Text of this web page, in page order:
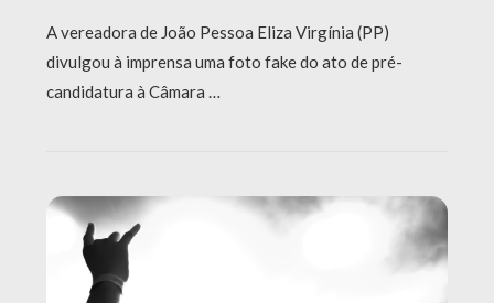
A vereadora de João Pessoa Eliza Virgínia (PP)
divulgou à imprensa uma foto fake do ato de pré-
candidatura à Câmara …